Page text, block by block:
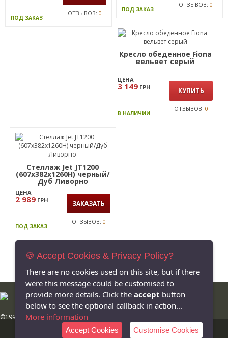
ПОД ЗАКАЗ
ОТЗЫВОВ: 0 ПОД ЗАКАЗ
ОТЗЫВОВ: 0
Кресло обеденное Fiona
вельвет серый
ЦЕНА
3 149 ГРН КУПИТЬ
В НАЛИЧИИ
ОТЗЫВОВ:0
Стеллаж Jet JT1200
(607х382х1260Н) черный/
Дуб Ливорно
ЦЕНА
2 989 ГРН ЗАКАЗАТЬ
ПОД ЗАКАЗ
ОТЗЫВОВ:0
Компания "АМФ Украина"
Украина, 49101,г. Днепр,ул. Николая Руденко, 53а
©1999-2026 AMF Ukraine, LLC. All rights reserved
🍪 Accept Cookies & Privacy Policy?
There are no cookies used on this site, but if there
were this message could be customised to
provide more details. Click the accept button
below to see the optional callback in action...
More information
Accept Cookies Customise Cookies